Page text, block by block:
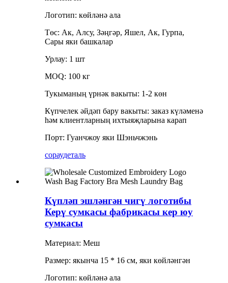
Логотип: көйләнә ала
Төс: Ак, Алсу, Зәңгәр, Яшел, Ак, Гурпа,
Сары яки башкалар
Урлау: 1 шт
MOQ: 100 кг
Тукыманың үрнәк вакыты: 1-2 көн
Күпчелек әйдәп бару вакыты: заказ күләменә
һәм клиентларның ихтыяҗларына карап
Порт: Гуанчжоу яки Шэньчжэнь
сораудеталь
Күпләп эшләнгән чигү логотибы
Керү сумкасы фабрикасы кер юу
сумкасы
Материал: Меш
Размер: якынча 15 * 16 см, яки көйләнгән
Логотип: көйләнә ала